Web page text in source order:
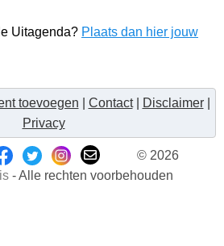
Uitagenda? Plaats dan hier jouw
toevoegen Contact| Disclaimer|
Privacy
© 2026
- Alle rechten voorbehouden